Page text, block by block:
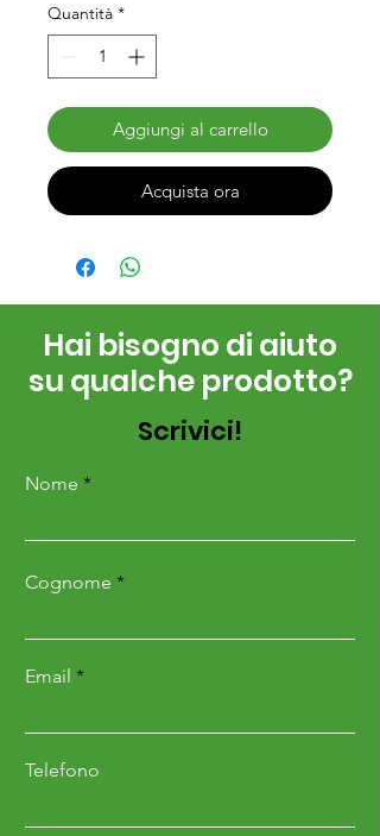
Quantità *
Aggiungi al carrello
Acquista ora
Hai bisogno di aiuto
su qualche prodotto?
Scrivici!
Nome
Cognome
Email
Telefono